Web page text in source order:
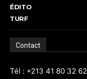
ÉDITO
TURF
Contact
Tél : +213 41 80 32 62